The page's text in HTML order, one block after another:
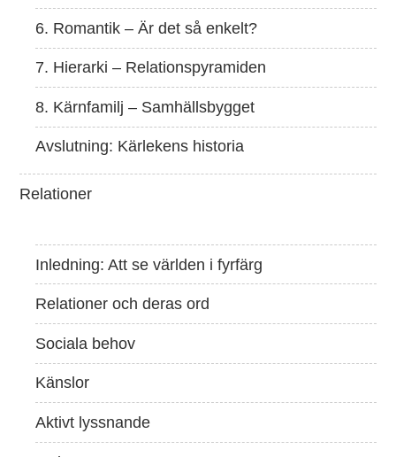
6. Romantik – Är det så enkelt?
7. Hierarki – Relationspyramiden
8. Kärnfamilj – Samhällsbygget
Avslutning: Kärlekens historia
Relationer
Inledning: Att se världen i fyrfärg
Relationer och deras ord
Sociala behov
Känslor
Aktivt lyssnande